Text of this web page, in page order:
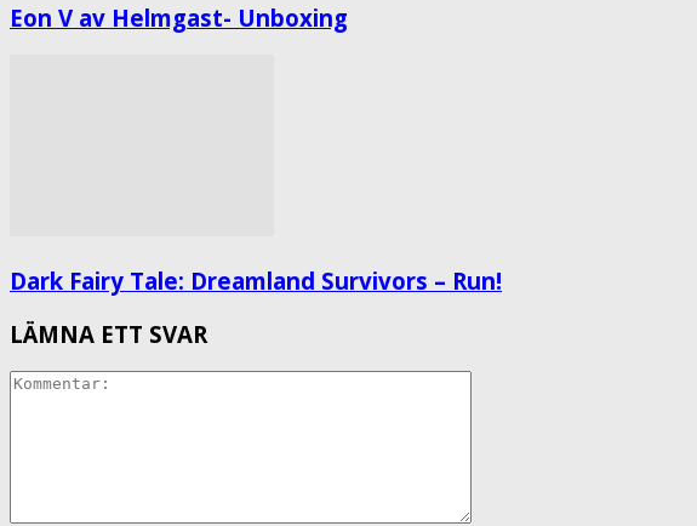
Eon V av Helmgast- Unboxing
Dark Fairy Tale: Dreamland Survivors – Run!
LÄMNA ETT SVAR